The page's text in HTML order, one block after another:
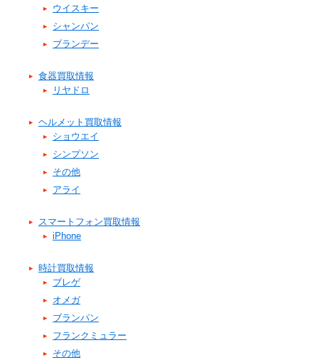
ウイスキー
シャンパン
ブランデー
食器買取情報
リヤドロ
ヘルメット買取情報
ショウエイ
シンプソン
その他
アライ
スマートフォン買取情報
iPhone
時計買取情報
ブレゲ
オメガ
ブランパン
フランクミュラー
その他